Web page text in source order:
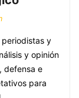
periodistas y
y opinión
defensa e
para